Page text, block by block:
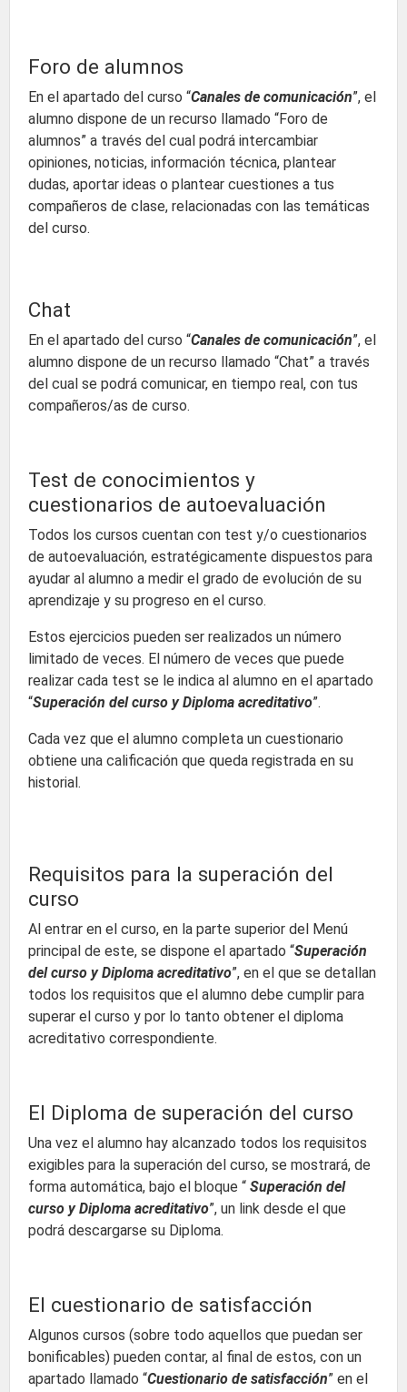
Foro de alumnos
En el apartado del curso “Canales de comunicación”, el
alumno dispone de un recurso llamado “Foro de
alumnos” a través del cual podrá intercambiar
opiniones, noticias, información técnica, plantear
dudas, aportar ideas o plantear cuestiones a tus
compañeros de clase, relacionadas con las temáticas
del curso.
Chat
En el apartado del curso “Canales de comunicación”, el
alumno dispone de un recurso llamado “Chat” a través
del cual se podrá comunicar, en tiempo real, con tus
compañeros/as de curso.
Test de conocimientos y
cuestionarios de autoevaluación
Todos los cursos cuentan con test y/o cuestionarios
de autoevaluación, estratégicamente dispuestos para
ayudar al alumno a medir el grado de evolución de su
aprendizaje y su progreso en el curso.
Estos ejercicios pueden ser realizados un número
limitado de veces. El número de veces que puede
realizar cada test se le indica al alumno en el apartado
“Superación del curso y Diploma acreditativo”.
Cada vez que el alumno completa un cuestionario
obtiene una calificación que queda registrada en su
historial.
Requisitos para la superación del
curso
Al entrar en el curso, en la parte superior del Menú
principal de este, se dispone el apartado “Superación
del curso y Diploma acreditativo”, en el que se detallan
todos los requisitos que el alumno debe cumplir para
superar el curso y por lo tanto obtener el diploma
acreditativo correspondiente.
El Diploma de superación del curso
Una vez el alumno hay alcanzado todos los requisitos
exigibles para la superación del curso, se mostrará, de
forma automática, bajo el bloque “ Superación del
curso y Diploma acreditativo”, un link desde el que
podrá descargarse su Diploma.
El cuestionario de satisfacción
Algunos cursos (sobre todo aquellos que puedan ser
bonificables) pueden contar, al final de estos, con un
apartado llamado “Cuestionario de satisfacción” en el